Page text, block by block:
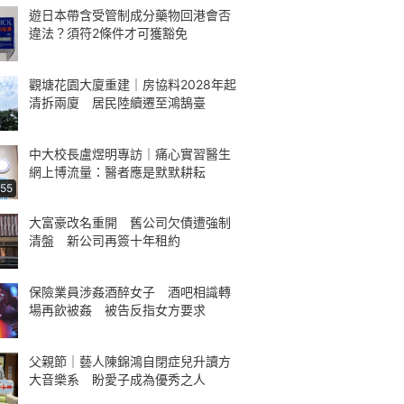
遊日本帶含受管制成分藥物回港會否
違法？須符2條件才可獲豁免
觀塘花園大廈重建｜房協料2028年起
清拆兩廈 居民陸續遷至鴻鵠臺
中大校長盧煜明專訪｜痛心實習醫生
網上博流量：醫者應是默默耕耘
大富豪改名重開 舊公司欠債遭強制
清盤 新公司再簽十年租約
保險業員涉姦酒醉女子 酒吧相識轉
場再飲被姦 被告反指女方要求
父親節｜藝人陳錦鴻自閉症兒升讀方
大音樂系 盼愛子成為優秀之人